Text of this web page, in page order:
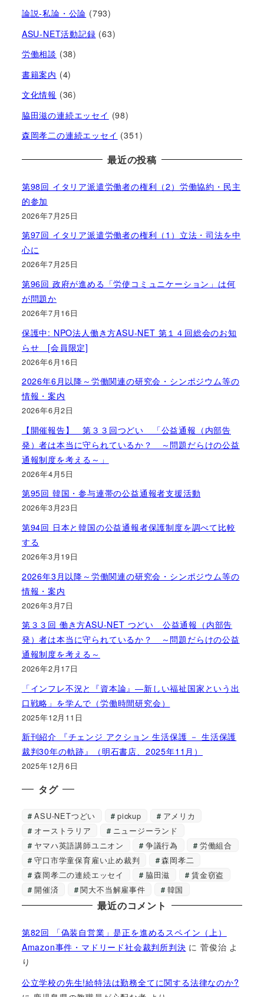
論説-私論・公論 (793)
ASU-NET活動記録 (63)
労働相談 (38)
書籍案内 (4)
文化情報 (36)
脇田滋の連続エッセイ (98)
森岡孝二の連続エッセイ (351)
最近の投稿
第98回 イタリア派遣労働者の権利（2）労働協約・民主
的参加
2026年7月25日
第97回 イタリア派遣労働者の権利（1）立法・司法を中
心に
2026年7月25日
第96回 政府が進める「労使コミュニケーション」は何
が問題か
2026年7月16日
保護中: NPO法人働き方ASU-NET 第１４回総会のお知
らせ [会員限定]
2026年6月16日
2026年6月以降～労働関連の研究会・シンポジウム等の
情報・案内
2026年6月2日
【開催報告】 第３３回つどい 「公益通報（内部告
発）者は本当に守られているか？ ～問題だらけの公益
通報制度を考える～」
2026年4月5日
第95回 韓国・参与連帯の公益通報者支援活動
2026年3月23日
第94回 日本と韓国の公益通報者保護制度を調べて比較
する
2026年3月19日
2026年3月以降～労働関連の研究会・シンポジウム等の
情報・案内
2026年3月7日
第３３回 働き方ASU-NET つどい 公益通報（内部告
発）者は本当に守られているか？ ～問題だらけの公益
通報制度を考える～
2026年2月17日
「インフレ不況と『資本論』―新しい福祉国家という出
口戦略」を学んで（労働時間研究会）
2025年12月11日
新刊紹介 『チェンジ アクション 生活保護 － 生活保護
裁判30年の軌跡』（明石書店、2025年11月）
2025年12月6日
タグ
ASU-NETつどい pickup
アメリカ
オーストラリア
ニュージーランド
ヤマハ英語講師ユニオン
争議行為
労働組合
守口市学童保育雇い止め裁判
森岡孝二
森岡孝二の連続エッセイ
脇田滋
賃金窃盗
開催済
関大不当解雇事件 韓国
最近のコメント
第82回 「偽装自営業」是正を進めるスペイン（上）
Amazon事件・マドリード社会裁判所判決 に菅俊治 よ
り
公立学校の先生!給特法は勤務全てに関する法律なのか?